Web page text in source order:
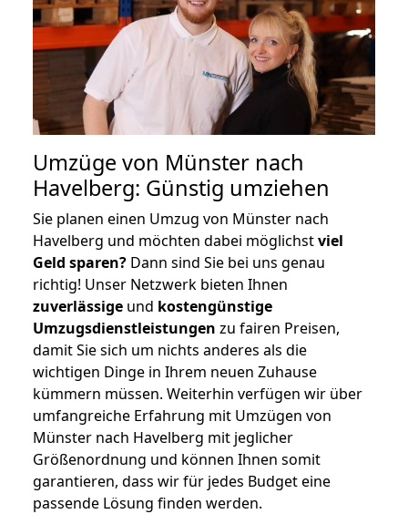
Umzüge von Münster nach
Havelberg: Günstig umziehen
Sie planen einen Umzug von Münster nach
Havelberg und möchten dabei möglichstviel
Geld sparen? Dann sind Sie bei uns genau
richtig! Unser Netzwerk bieten Ihnen
zuverlässige und kostengünstige
Umzugsdienstleistungen zu fairen Preisen,
damit Sie sich um nichts anderes als die
wichtigen Dinge in Ihrem neuen Zuhause
kümmern müssen. Weiterhin verfügen wir über
umfangreiche Erfahrung mit Umzügen von
Münster nach Havelberg mit jeglicher
Größenordnung und können Ihnen somit
garantieren, dass wir für jedes Budget eine
passende Lösung finden werden.